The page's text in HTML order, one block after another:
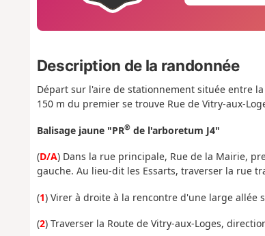
Description de la randonnée
Départ sur l'aire de stationnement située entre
150 m du premier se trouve Rue de Vitry-aux-
Balisage jaune "PR®de l'arboretum J4"
(D/A) Dans la rue principale, Rue de la Mairie,
gauche. Au lieu-dit les Essarts, traverser la rue
(1) Virer à droite à la rencontre d'une large allée
(2) Traverser la Route de Vitry-aux-Loges,